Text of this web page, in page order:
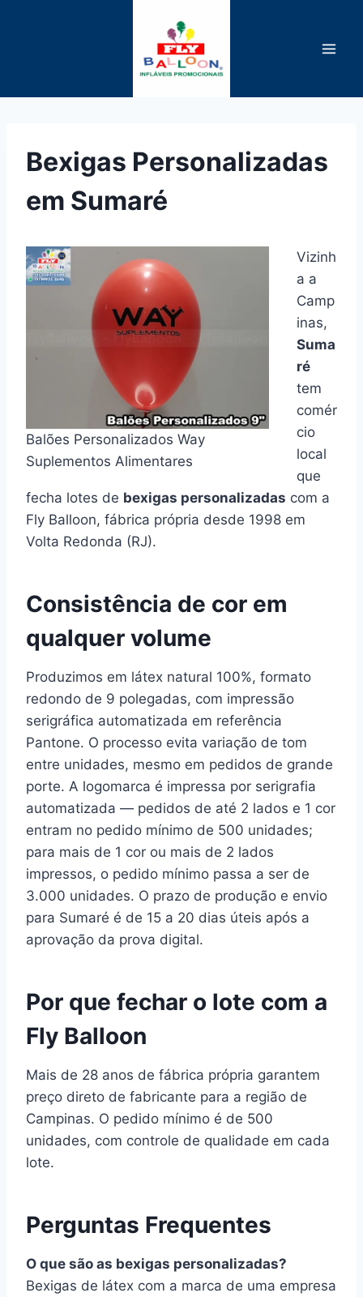
Bexigas Personalizadas
em Sumaré
Balões Personalizados Way
Suplementos Alimentares
Vizinh
a a
Camp
inas,
Suma
ré
tem
comér
cio
local
que
fecha lotes de bexigas personalizadas com a
Fly Balloon, fábrica própria desde 1998 em
Volta Redonda (RJ).
Consistência de cor em
qualquer volume
Produzimos em látex natural 100%, formato
redondo de 9 polegadas, com impressão
serigráfica automatizada em referência
Pantone. O processo evita variação de tom
entre unidades, mesmo em pedidos de grande
porte. A logomarca é impressa por serigrafia
automatizada — pedidos de até 2 lados e 1 cor
entram no pedido mínimo de 500 unidades;
para mais de 1 cor ou mais de 2 lados
impressos, o pedido mínimo passa a ser de
3.000 unidades. O prazo de produção e envio
para Sumaré é de 15 a 20 dias úteis após a
aprovação da prova digital.
Por que fechar o lote com a
Fly Balloon
Mais de 28 anos de fábrica própria garantem
preço direto de fabricante para a região de
Campinas. O pedido mínimo é de 500
unidades, com controle de qualidade em cada
lote.
Perguntas Frequentes
O que são as bexigas personalizadas?
Bexigas de látex com a marca de uma empresa